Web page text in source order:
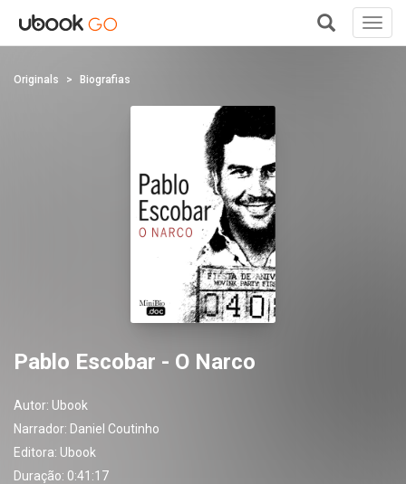
Originals Biografias
Pablo Escobar - O Narco
Autor: Ubook
Narrador: Daniel Coutinho
Editora: Ubook
Duração: 0:41:17